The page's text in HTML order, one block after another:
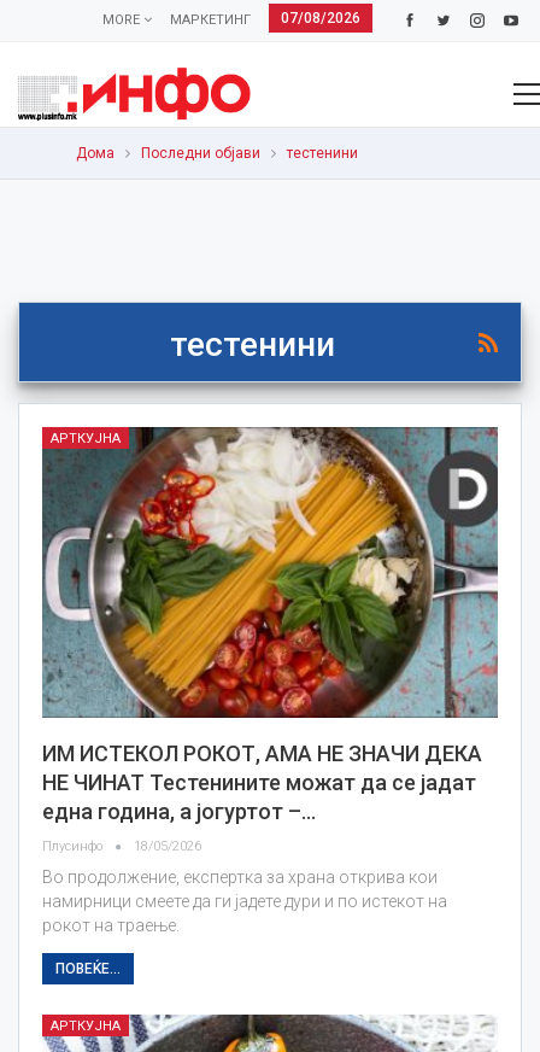
07/08/2026
МАРКЕТИНГ
MORE
Дома Последни објави тестенини
тестенини
АРТКУЈНА
ИМ ИСТЕКОЛ РОКОТ, АМА НЕ ЗНАЧИ ДЕКА
НЕ ЧИНАТ Тестенините можат да се јадат
една година, а јогуртот –…
Плусинфо 18/05/2026
Во продолжение, експертка за храна открива кои
намирници смеете да ги јадете дури и по истекот на
рокот на траење.
ПОВЕЌЕ...
АРТКУЈНА